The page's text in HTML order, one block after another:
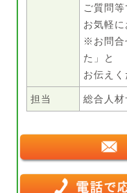
ご質問等
お気軽に
※お問合
た」と
お伝えく
担当 総合人